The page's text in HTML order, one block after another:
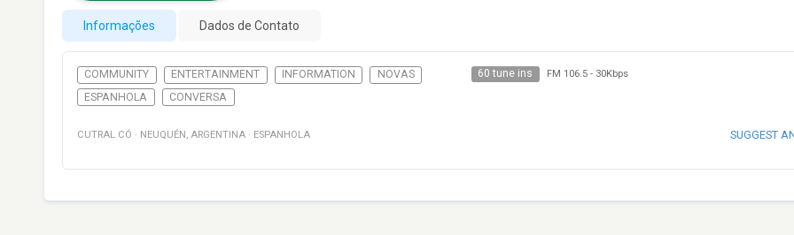
Informações Dados de Contato
COMMUNITY ENTERTAINMENT INFORMATION
NOVAS
ESPANHOLA
CONVERSA
60 tune ins FM 106.5- 30Kbps
CUTRAL CÓ · NEUQUÉN , ARGENTINA · ESPANHOLA SUGGEST